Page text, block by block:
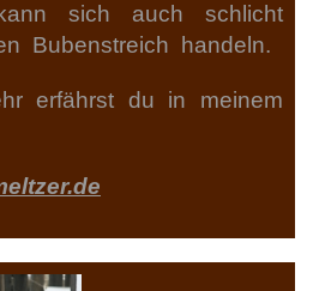
sich auch schlicht
Bubenstreich handeln.
erfährst du in meinem